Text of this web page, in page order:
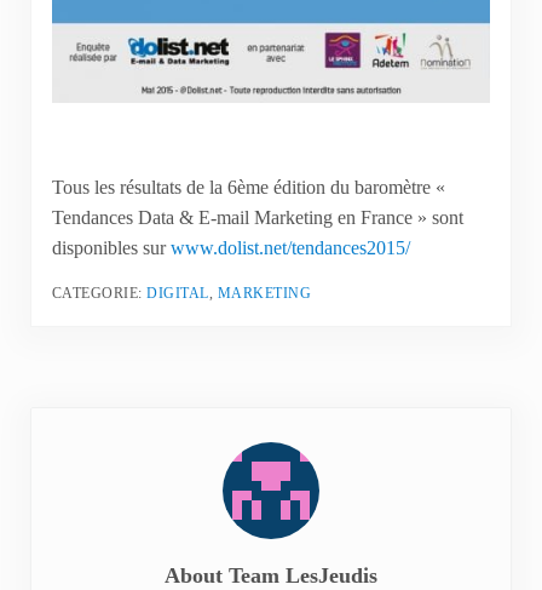
Tous les résultats de la 6ème édition du baromètre «
Tendances Data & E-mail Marketing en France » sont
disponibles surwww.dolist.net/tendances2015/
CATEGORIE:DIGITAL MARKETING
About Team LesJeudis